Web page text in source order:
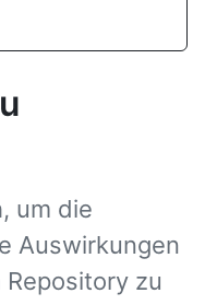
um die
Auswirkungen
zu